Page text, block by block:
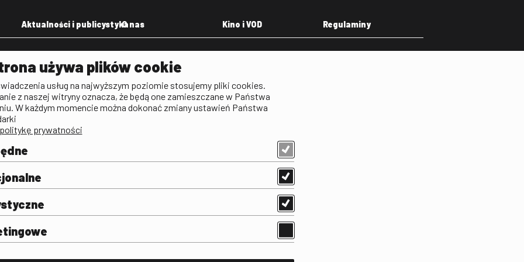
i
Aktualności i publicystyka
Aktualności
Publicystyka filmowa
O nas
Deklaracja dostępności
Polityka antykorupcyjna
Praca w FINA
Kino i VOD Regulaminy
używa plików cookie
usług na najwyższym poziomie stosujemy pliki cookies.
z naszej witryny oznacza, że będą one zamieszczane w Państwa
W każdym momencie można dokonać zmiany ustawień Państwa
prywatności